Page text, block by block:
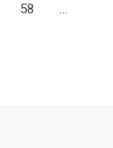
58
…